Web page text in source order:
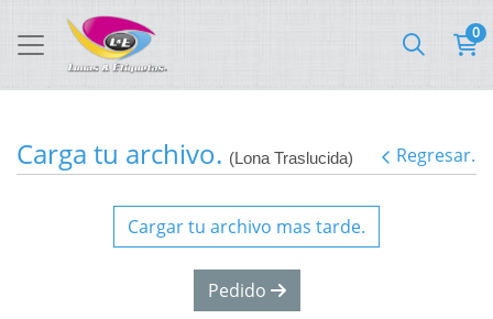
0
Carga tu archivo. (Lona Traslucida) Regresar.
Cargar tu archivo mas tarde.
Pedido